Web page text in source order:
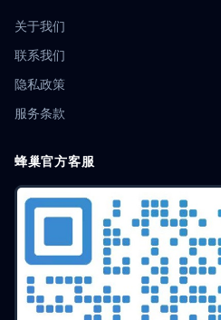
关于我们
联系我们
隐私政策
服务条款
蜂巢官方客服